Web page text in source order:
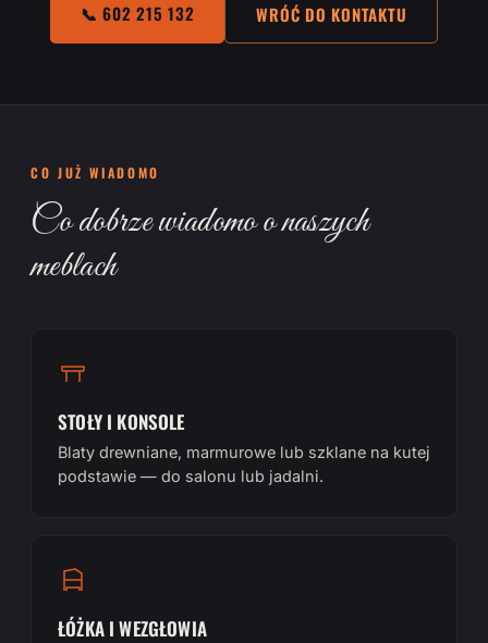
📞 602 215 132 WRÓĆ DO KONTAKTU
CO JUŻ WIADOMO
Co dobrze wiadomo o naszych
meblach
STOŁY I KONSOLE
Blaty drewniane, marmurowe lub szklane na kutej
podstawie — do salonu lub jadalni.
ŁÓŻKA I WEZGŁOWIA